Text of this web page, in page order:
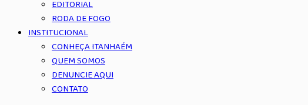
EDITORIAL
RODA DE FOGO
INSTITUCIONAL
CONHEÇA ITANHAÉM
QUEM SOMOS
DENUNCIE AQUI
CONTATO